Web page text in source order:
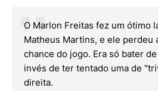
O Marlon Freitas fez um ótimo
Matheus Martins, e ele perdeu
chance do jogo. Era só bater
invés de ter tentado uma de
direita.